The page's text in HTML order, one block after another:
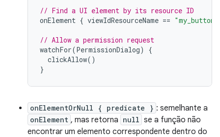
// Find a UI element by its resource ID
onElement { viewIdResourceName ==
// Allow a permission request
watchFor(PermissionDialog)
{
clickAllow()
}
onElementOrNull { predicate } : semelhante a
onElement , mas retorna null se a função não
encontrar um elemento correspondente dentro do